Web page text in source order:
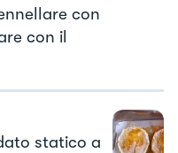
con
con il
statico a